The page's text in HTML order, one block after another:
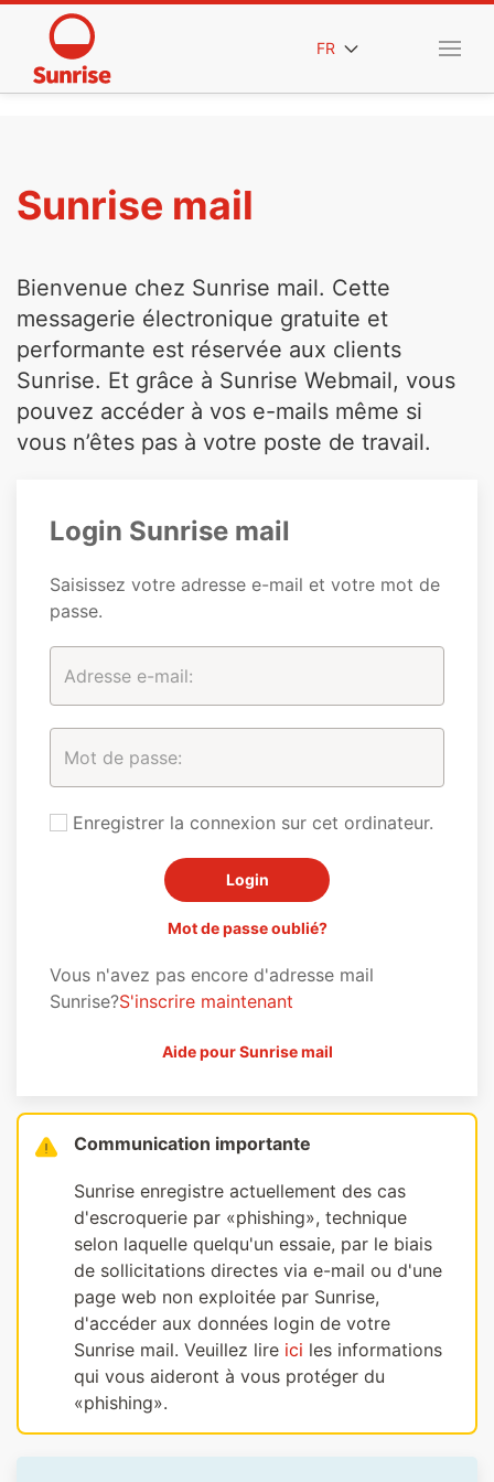
FR
Sunrise mail
Bienvenue chez Sunrise mail. Cette
messagerie électronique gratuite et
performante est réservée aux clients
Sunrise. Et grâce à Sunrise Webmail, vous
pouvez accéder à vos e-mails même si
vous n’êtes pas à votre poste de travail.
Login Sunrise mail
Saisissez votre adresse e-mail et votre mot de
passe.
Enregistrer la connexion sur cet ordinateur.
Mot de passe oublié?
Vous n'avez pas encore d'adresse mail
Sunrise?S'inscrire maintenant
Aide pour Sunrise mail
Communication importante
Sunrise enregistre actuellement des cas
d'escroquerie par «phishing», technique
selon laquelle quelqu'un essaie, par le biais
de sollicitations directes via e-mail ou d'une
page web non exploitée par Sunrise,
d'accéder aux données login de votre
Sunrise mail. Veuillez lire ici les informations
qui vous aideront à vous protéger du
«phishing».